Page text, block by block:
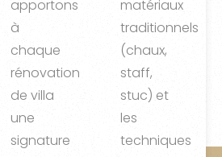
apportons
à
chaque
rénovation
de villa
une
signature
matériaux
traditionnels
(chaux,
staff,
stuc) et
les
techniques